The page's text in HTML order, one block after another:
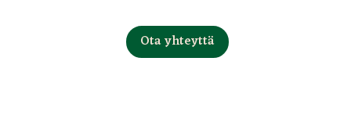
Ota yhteyttä